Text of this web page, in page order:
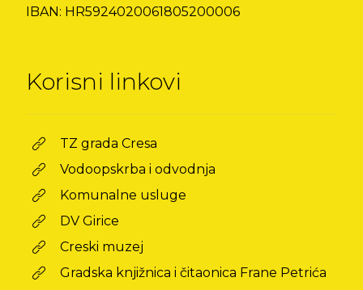
IBAN: HR5924020061805200006
Korisni linkovi
TZ grada Cresa
Vodoopskrba i odvodnja
Komunalne usluge
DV Girice
Creski muzej
Gradska knjižnica i čitaonica Frane Petrića